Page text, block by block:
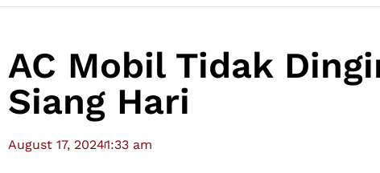
AC Mobil Tidak
Siang Hari
August 17, 20241:33 am